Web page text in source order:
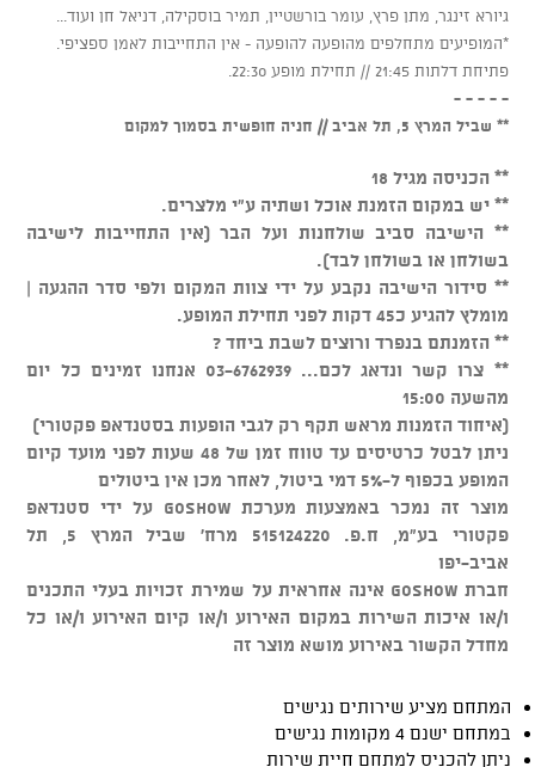
גיורא זינגר, מתן פרץ, עומר בורשטיין, תמיר בוסקילה, דניאל חן ועוד...
*המופיעים מתחלפים מהופעה להופעה - אין התחייבות לאמן ספציפי.
פתיחת דלתות 21:45 // תחילת מופע 22:30.
- - - - -
** שביל המרץ 5, תל אביב // חניה חופשית בסמוך למקום
** הכניסה מגיל 18
** יש במקום הזמנת אוכל ושתיה ע"י מלצרים.
** הישיבה סביב שולחנות ועל הבר (אין התחייבות לישיבה
בשולחן או בשולחן לבד).
** סידור הישיבה נקבע על ידי צוות המקום ולפי סדר ההגעה |
מומלץ להגיע כ45 דקות לפני תחילת המופע.
** הזמנתם בנפרד ורוצים לשבת ביחד ?
** צרו קשר ונדאג לכם... 03-6762939 אנחנו זמינים כל יום
מהשעה 15:00
(איחוד הזמנות מראש תקף רק לגבי הופעות בסטנדאפ פקטורי)
ניתן לבטל כרטיסים עד טווח זמן של 48 שעות לפני מועד קיום
המופע בכפוף ל-5% דמי ביטול, לאחר מכן אין ביטולים
מוצר זה נמכר באמצעות מערכת GOSHOW על ידי סטנדאפ
פקטורי בע"מ, ח.פ. 515124220 מרח' שביל המרץ 5, תל
אביב-יפו
חברת GOSHOW אינה אחראית על שמירת זכויות בעלי התכנים
ו/או איכות השירות במקום האירוע ו/או קיום האירוע ו/או כל
מחדל הקשור באירוע מושא מוצר זה
המתחם מציע שירותים נגישים
במתחם ישנם 4 מקומות נגישים
ניתן להכניס למתחם חיית שירות